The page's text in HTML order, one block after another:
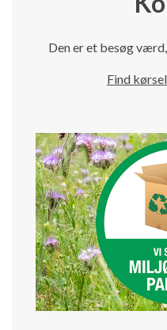
Den er et besøg
Find